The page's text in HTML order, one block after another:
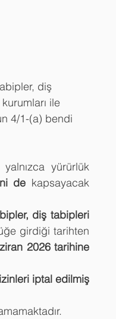
diş
ile
4/1-(a) bendi
yürürlük
de kapsayacak
diş tabipleri
girdiği tarihten
2026 tarihine
iptal edilmiş